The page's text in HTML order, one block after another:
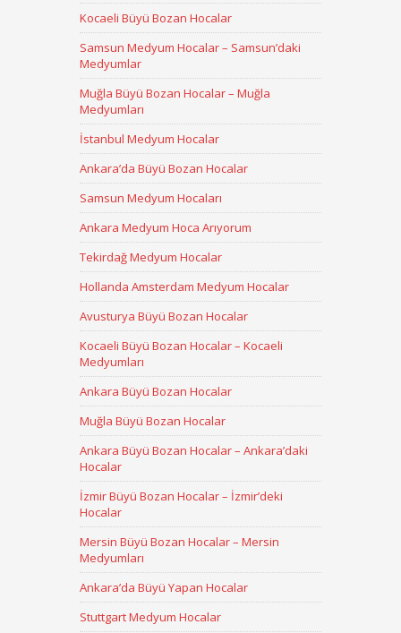
Kocaeli Büyü Bozan Hocalar
Samsun Medyum Hocalar – Samsun’daki
Medyumlar
Muğla Büyü Bozan Hocalar – Muğla
Medyumları
İstanbul Medyum Hocalar
Ankara’da Büyü Bozan Hocalar
Samsun Medyum Hocaları
Ankara Medyum Hoca Arıyorum
Tekirdağ Medyum Hocalar
Hollanda Amsterdam Medyum Hocalar
Avusturya Büyü Bozan Hocalar
Kocaeli Büyü Bozan Hocalar – Kocaeli
Medyumları
Ankara Büyü Bozan Hocalar
Muğla Büyü Bozan Hocalar
Ankara Büyü Bozan Hocalar – Ankara’daki
Hocalar
İzmir Büyü Bozan Hocalar – İzmir’deki
Hocalar
Mersin Büyü Bozan Hocalar – Mersin
Medyumları
Ankara’da Büyü Yapan Hocalar
Stuttgart Medyum Hocalar